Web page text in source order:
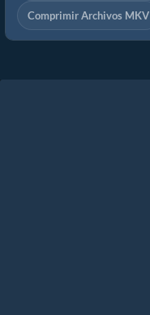
Comprimir Archivos MKV